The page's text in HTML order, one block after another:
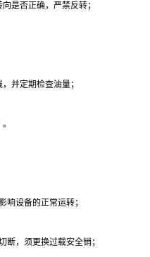
是否正确，严禁反转；
并定期检查油量；
响设备的正常运转；
断，须更换过载安全销；